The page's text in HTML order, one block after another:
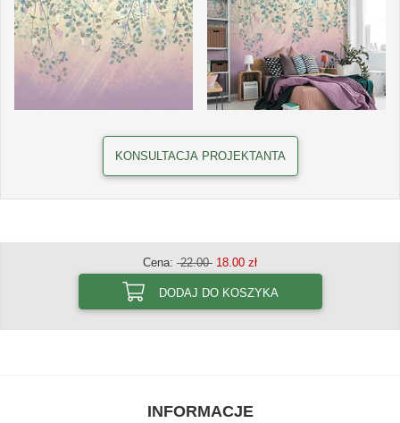
KONSULTACJA PROJEKTANTA
Cena: 22.00 18.00 zł
DODAJ DO KOSZYKA
INFORMACJE